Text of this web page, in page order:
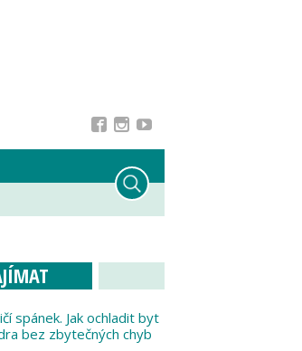
spánek. Jak ochladit byt
bez zbytečných chyb